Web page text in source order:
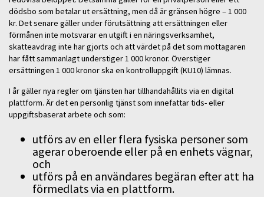
dödsbo som betalar ut ersättning, men då är gränsen högre – 1 000
kr. Det senare gäller under förutsättning att ersättningen eller
förmånen inte motsvarar en utgift i en näringsverksamhet,
skatteavdrag inte har gjorts och att värdet på det som mottagaren
har fått sammanlagt understiger 1 000 kronor. Överstiger
ersättningen 1 000 kronor ska en kontrolluppgift (KU10) lämnas.
I år gäller nya regler om tjänsten har tillhandahållits via en digital
plattform. Är det en personlig tjänst som innefattar tids- eller
uppgiftsbaserat arbete och som:
utförs av en eller flera fysiska personer som
agerar oberoende eller på en enhets vägnar,
och
utförs på en användares begäran efter att ha
förmedlats via en plattform.